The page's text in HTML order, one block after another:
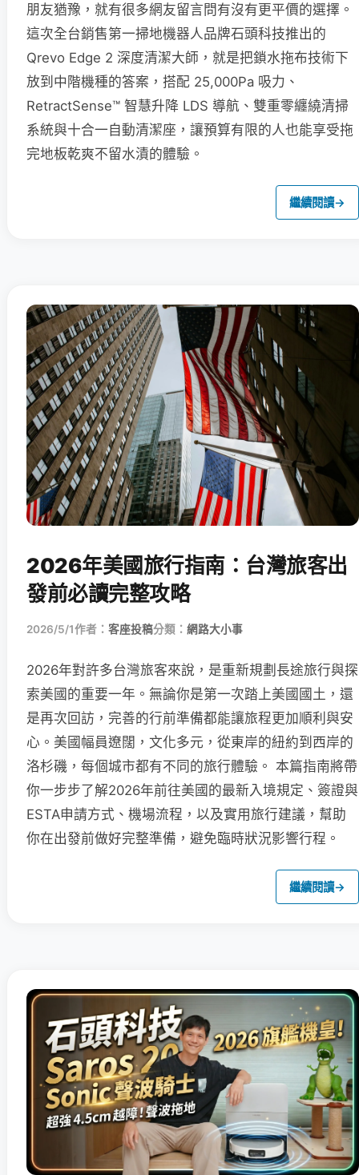
朋友猶豫，就有很多網友留言問有沒有更平價的選擇。
這次全台銷售第一掃地機器人品牌石頭科技推出的
Qrevo Edge 2 深度清潔大師，就是把鎖水拖布技術下
放到中階機種的答案，搭配 25,000Pa 吸力、
RetractSense™ 智慧升降 LDS 導航、雙重零纏繞清掃
系統與十合一自動清潔座，讓預算有限的人也能享受拖
完地板乾爽不留水漬的體驗。
繼續閱讀→
2026年美國旅行指南：台灣旅客出
發前必讀完整攻略
2026/5/1作者： 客座投稿分類： 網路大小事
2026年對許多台灣旅客來說，是重新規劃長途旅行與探
索美國的重要一年。無論你是第一次踏上美國國土，還
是再次回訪，完善的行前準備都能讓旅程更加順利與安
心。美國幅員遼闊，文化多元，從東岸的紐約到西岸的
洛杉磯，每個城市都有不同的旅行體驗。 本篇指南將帶
你一步步了解2026年前往美國的最新入境規定、簽證與
ESTA申請方式、機場流程，以及實用旅行建議，幫助
你在出發前做好完整準備，避免臨時狀況影響行程。
繼續閱讀→